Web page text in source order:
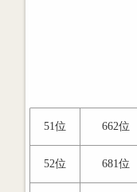
51位 662位
52位 681位